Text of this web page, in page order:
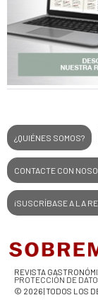
¿QUIÉNES SOMOS?
CONTACTE CON
¡SUSCRÍBASE A LA
REVISTA
PROTECCIÓN DE
© 2026 | TODOS LOS